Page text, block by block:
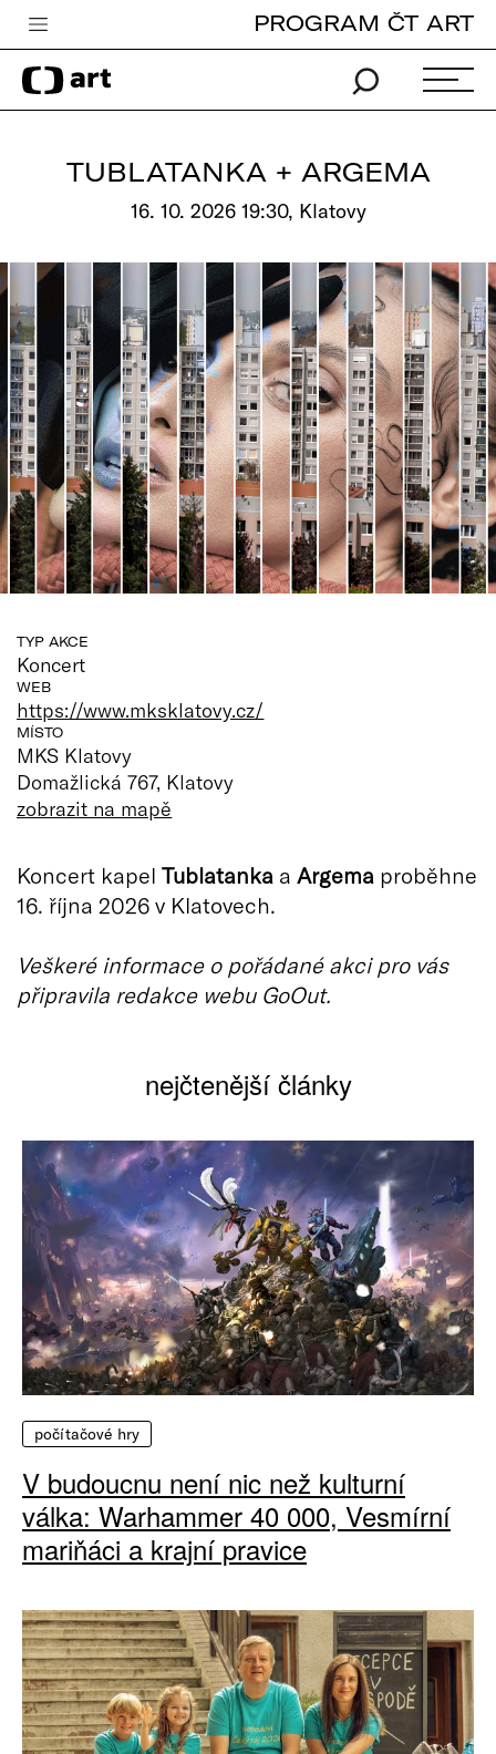
Česká televize
Zpravodajství
Pro děti
edu
Vše o ČT
PROGRAM ČT ART
TUBLATANKA + ARGEMA
16. 10. 2026 19:30, Klatovy
TYP AKCE
Koncert
WEB
https://www.mksklatovy.cz/
MÍSTO
MKS Klatovy
Domažlická 767, Klatovy
zobrazit na mapě
Koncert kapel Tublatanka a Argema proběhne
16. října 2026 v Klatovech.
Veškeré informace o pořádané akci pro vás
připravila redakce webu GoOut.
nejčtenější články
počítačové hry
V budoucnu není nic než kulturní
válka: Warhammer 40 000, Vesmírní
mariňáci a krajní pravice